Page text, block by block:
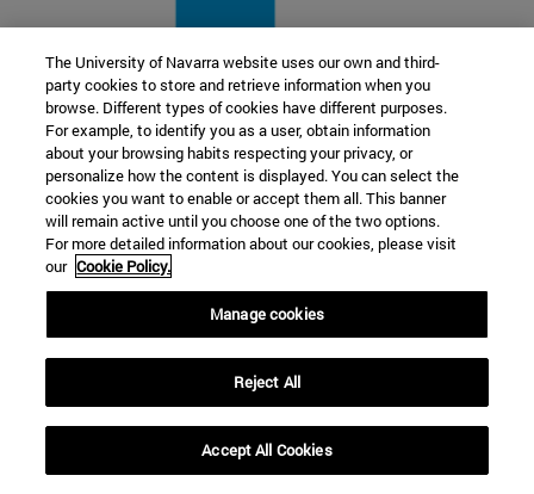
22 SEP
FUNCIÓN Y FICCIÓN. Varios artistas
Más información
The University of Navarra website uses our own and third-
party cookies to store and retrieve information when you
browse. Different types of cookies have different purposes.
For example, to identify you as a user, obtain information
about your browsing habits respecting your privacy, or
personalize how the content is displayed. You can select the
cookies you want to enable or accept them all. This banner
will remain active until you choose one of the two options.
For more detailed information about our cookies, please visit
our Cookie Policy.
Manage cookies
Reject All
Accept All Cookies